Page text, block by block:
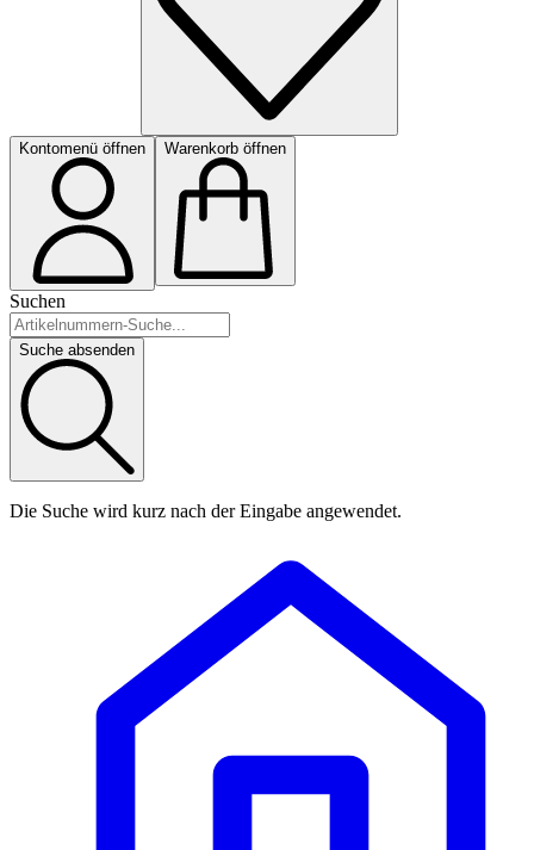
Kontomenü öffnen Warenkorb öffnen
Suchen
Suche absenden
Die Suche wird kurz nach der Eingabe angewendet.